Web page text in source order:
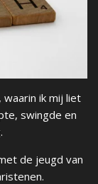
waarin ik mij liet
swingde en
de jeugd van